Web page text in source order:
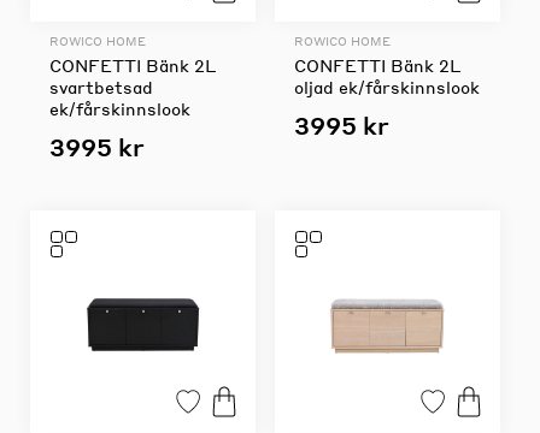
ROWICO HOME
CONFETTI Bänk 2L
svartbetsad
ek/fårskinnslook
3995 kr
ROWICO HOME
CONFETTI Bänk 2L
oljad ek/fårskinnslook
3995 kr